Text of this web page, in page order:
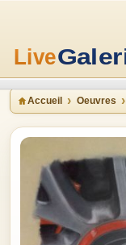
Accueil Oeuvres